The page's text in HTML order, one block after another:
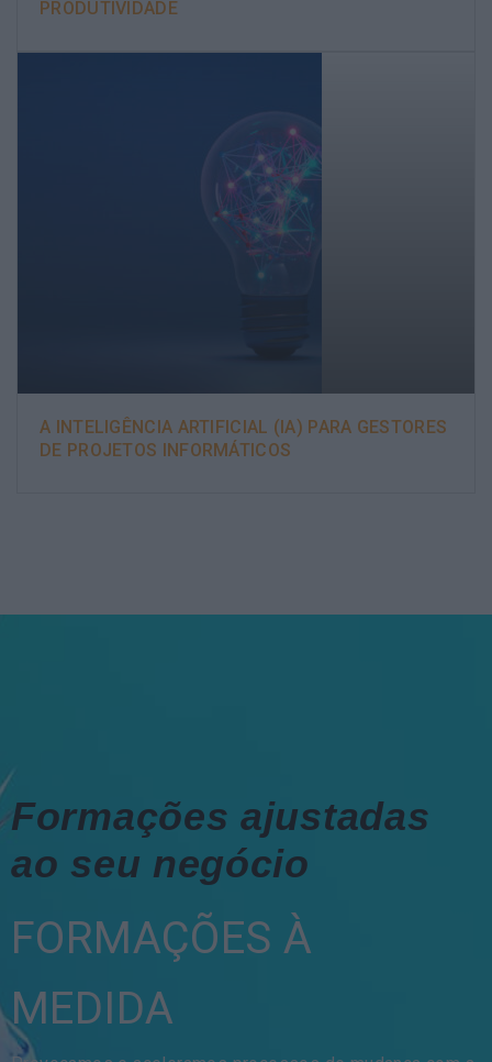
PRODUTIVIDADE
A INTELIGÊNCIA ARTIFICIAL (IA) PARA GESTORES
DE PROJETOS INFORMÁTICOS
Formações ajustadas
ao seu negócio
FORMAÇÕES À
MEDIDA